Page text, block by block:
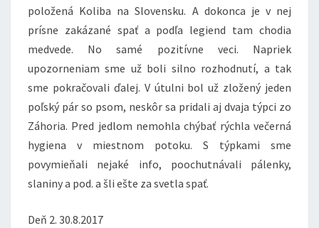
položená Koliba na Slovensku. A dokonca je v nej
prísne zakázané spať a podľa legiend tam chodia
medvede. No samé pozitívne veci. Napriek
upozorneniam sme už boli silno rozhodnutí, a tak
sme pokračovali ďalej. V útulni bol už zložený jeden
poľský pár so psom, neskôr sa pridali aj dvaja týpci zo
Záhoria. Pred jedlom nemohla chýbať rýchla večerná
hygiena v miestnom potoku. S týpkami sme
povymieňali nejaké info, poochutnávali pálenky,
slaniny a pod. a šli ešte za svetla spať.
Deň 2. 30.8.2017